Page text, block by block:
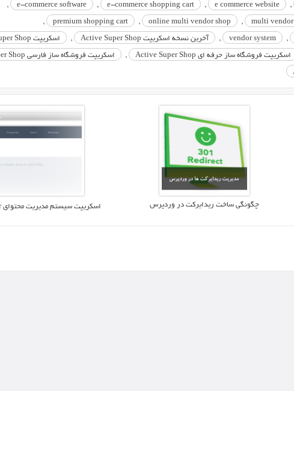
,
e commerce website
,
e-commerce shopping cart
,
e-commerce software
,
multi vendor
,
online multi vendor shop
,
premium shopping cart
,
,
vendor system
, آخرین نسخه اسکریپت Active Super Shop , اسکریپت Active Super Shop
اسکریپت فروشگاه ساز حرفه ای Active Super Shop , اسکریپت فروشگاه ساز فارسی Active Super Shop
چگونگی ساخت ریدایرکت در وردپرس اسکریپت سیستم مدیریت محتوای Anchor